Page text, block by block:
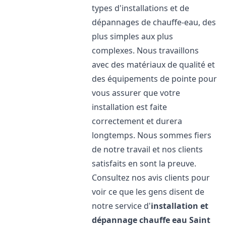
types d'installations et de
dépannages de chauffe-eau, des
plus simples aux plus
complexes. Nous travaillons
avec des matériaux de qualité et
des équipements de pointe pour
vous assurer que votre
installation est faite
correctement et durera
longtemps. Nous sommes fiers
de notre travail et nos clients
satisfaits en sont la preuve.
Consultez nos avis clients pour
voir ce que les gens disent de
notre service d'installation et
dépannage chauffe eau Saint